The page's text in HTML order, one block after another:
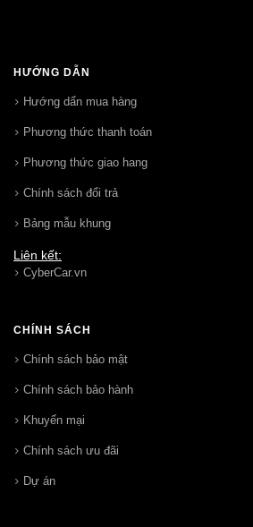
HƯỚNG DẪN
Hướng dẩn mua hàng
Phương thức thanh toán
Phương thức giao hang
Chính sách đổi trả
Bảng mẫu khung
Liên kết:
CyberCar.vn
CHÍNH SÁCH
Chính sách bảo mật
Chính sách bảo hành
Khuyến mại
Chính sách ưu đãi
Dự án